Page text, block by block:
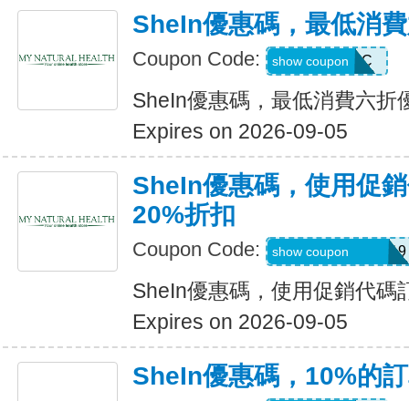
SheIn優惠碼，最低消
Coupon Code: MTFK4CC
show coupon
SheIn優惠碼，最低消費六折
Expires on 2026-09-05
SheIn優惠碼，使用促
20%折扣
Coupon Code: FRF4saidanais319
show coupon
SheIn優惠碼，使用促銷代碼
Expires on 2026-09-05
SheIn優惠碼，10%的